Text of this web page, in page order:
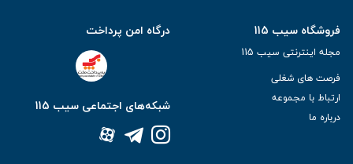
فروشگاه سیب 115
مجله اینترنتی سیب 115
فرصت های شغلی
ارتباط با مجموعه
درباره ما
درگاه امن پرداخت
شبکه‌های اجتماعی سیب 115